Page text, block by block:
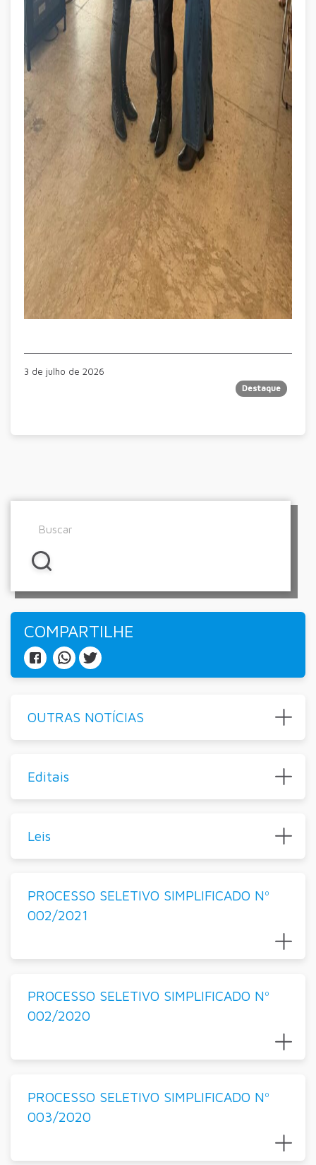
3 de julho de 2026
Destaque
COMPARTILHE
OUTRAS NOTÍCIAS
Editais
Leis
PROCESSO SELETIVO SIMPLIFICADO Nº
002/2021
PROCESSO SELETIVO SIMPLIFICADO Nº
002/2020
PROCESSO SELETIVO SIMPLIFICADO Nº
003/2020